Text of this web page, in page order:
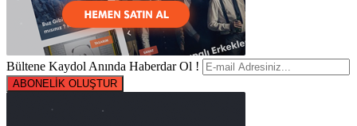
Bültene Kaydol Anında Haberdar Ol !
ABONELİK OLUŞTUR